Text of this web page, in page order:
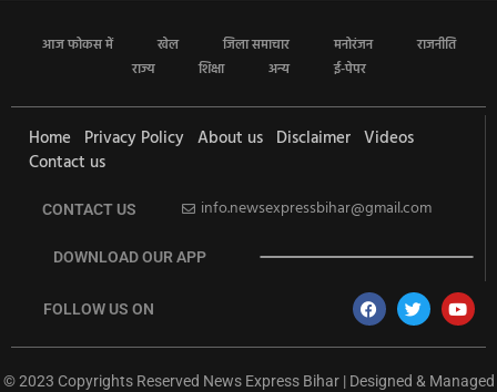
आज फोकस में खेल जिला समाचार मनोरंजन
राजनीति
राज्य
शिक्षा अन्य ई-पेपर
Home Privacy Policy About us Disclaimer Videos
Contact us
CONTACT US info.newsexpressbihar@gmail.com
DOWNLOAD OUR APP
FOLLOW US ON
© 2023 Copyrights Reserved News Express Bihar | Designed & Managed